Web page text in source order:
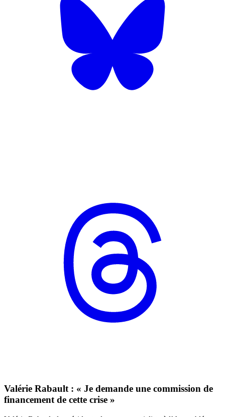
Valérie Rabault : « Je demande une commission de
financement de cette crise »